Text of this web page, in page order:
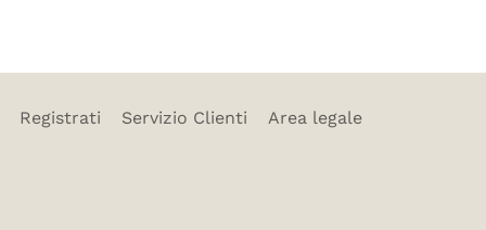
Registrati Servizio Clienti Area legale